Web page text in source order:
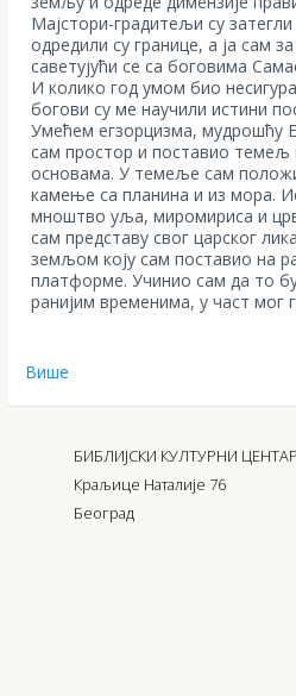
Мајстори-градитељи су
одредили су границе, а ја сам
саветујући се са боговима
И колико год умом био
богови су ме научили истини
Умећем егзорцизма, мудрошћу
сам простор и поставио темељ
основама. У темеље сам
камење са планина и из мора.
мноштво уља, миромириса и
сам представу свог царског
земљом коју сам поставио на
платформе. Учинио сам да то
ранијим временима, у част мог
Више
БИБЛИЈСКИ КУЛТУРНИ ЦЕНТАР
Краљице Наталије 76
Београд